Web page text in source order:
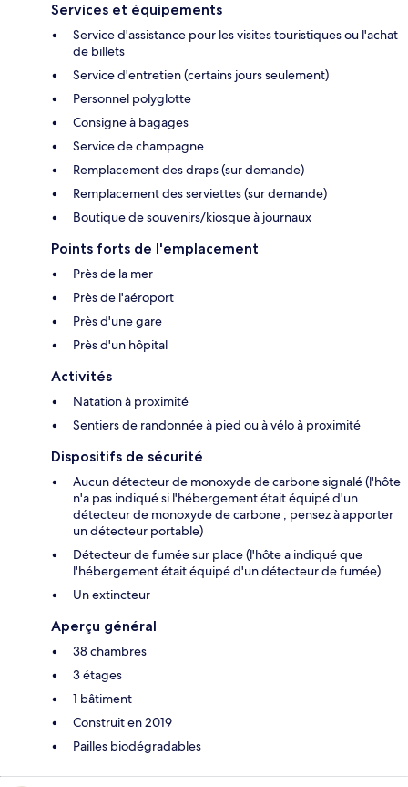
Services et équipements
Service d'assistance pour les visites touristiques ou l'achat
de billets
Service d'entretien (certains jours seulement)
Personnel polyglotte
Consigne à bagages
Service de champagne
Remplacement des draps (sur demande)
Remplacement des serviettes (sur demande)
Boutique de souvenirs/kiosque à journaux
Points forts de l'emplacement
Près de la mer
Près de l'aéroport
Près d'une gare
Près d'un hôpital
Activités
Natation à proximité
Sentiers de randonnée à pied ou à vélo à proximité
Dispositifs de sécurité
Aucun détecteur de monoxyde de carbone signalé (l'hôte
n'a pas indiqué si l'hébergement était équipé d'un
détecteur de monoxyde de carbone ; pensez à apporter
un détecteur portable)
Détecteur de fumée sur place (l'hôte a indiqué que
l'hébergement était équipé d'un détecteur de fumée)
Un extincteur
Aperçu général
38 chambres
3 étages
1 bâtiment
Construit en 2019
Pailles biodégradables